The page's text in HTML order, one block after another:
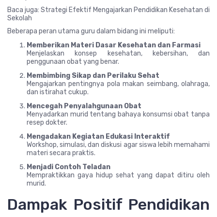
Baca juga: Strategi Efektif Mengajarkan Pendidikan Kesehatan di
Sekolah
Beberapa peran utama guru dalam bidang ini meliputi:
Memberikan Materi Dasar Kesehatan dan Farmasi
Menjelaskan konsep kesehatan, kebersihan, dan
penggunaan obat yang benar.
Membimbing Sikap dan Perilaku Sehat
Mengajarkan pentingnya pola makan seimbang, olahraga,
dan istirahat cukup.
Mencegah Penyalahgunaan Obat
Menyadarkan murid tentang bahaya konsumsi obat tanpa
resep dokter.
Mengadakan Kegiatan Edukasi Interaktif
Workshop, simulasi, dan diskusi agar siswa lebih memahami
materi secara praktis.
Menjadi Contoh Teladan
Mempraktikkan gaya hidup sehat yang dapat ditiru oleh
murid.
Dampak Positif Pendidikan